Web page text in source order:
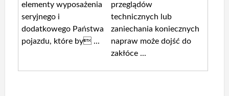
elementy wyposażenia
seryjnego i
dodatkowego Państwa
pojazdu, które by ...
przeglądów
technicznych lub
zaniechania koniecznych
napraw może dojść do
zakłóce ...